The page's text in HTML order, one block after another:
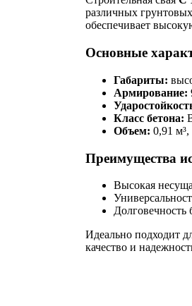
различных
обеспечивает
Основные
Габариты:
Армирование:
Класс бетона:
Объем: 0,91 м³,
Преимущества
Высокая
Долговечность
Идеально подходит
качество и